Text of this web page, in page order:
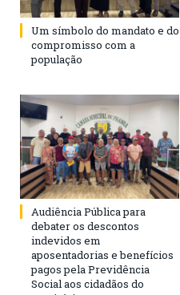
Um símbolo do mandato e do
compromisso com a
população
Audiência Pública para
debater os descontos
indevidos em
aposentadorias e benefícios
pagos pela Previdência
Social aos cidadãos do